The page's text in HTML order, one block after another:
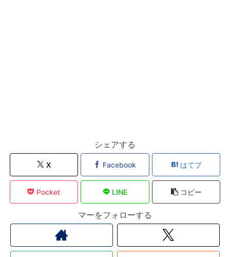
シェアする
X Facebook はてブ
Pocket LINE コピー
マーをフォローする